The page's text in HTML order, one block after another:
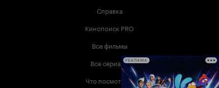
Справка
Кинопоиск PRO
Все фильмы
Все сериалы
Что посмотреть
РЕКЛАМА